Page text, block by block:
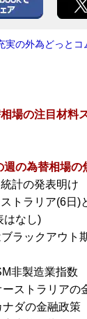
実の外為どっとコ
相場の注目材料
週の為替相場
計の発表明け
トラリア(6日)
はなし)
ラックアウト
非製造業指数
ストラリアの
ダの金融政策